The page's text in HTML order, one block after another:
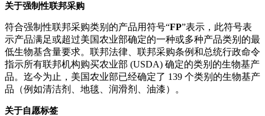
关于强制性联邦采购
符合强制性联邦采购类别的产品用符号“FP”表示，此符号表
示产品满足或超过美国农业部确定的一种或多种产品类别的最
低生物基含量要求。联邦法律、联邦采购条例和总统行政命令
指示所有联邦机构购买农业部 (USDA) 确定的类别的生物基产
品。迄今为止，美国农业部已经确定了 139 个类别的生物基产
品（例如清洁剂、地毯、润滑剂、油漆）。
关于自愿标签